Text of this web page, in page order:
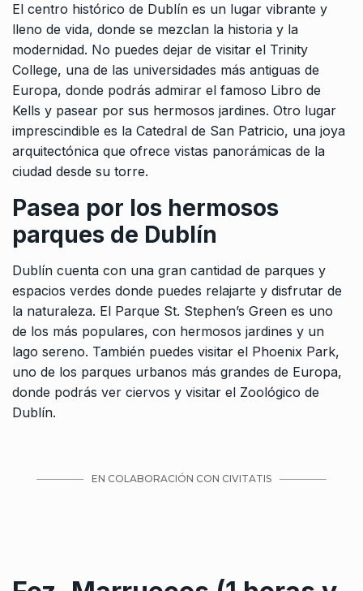
El centro histórico de Dublín es un lugar vibrante y
lleno de vida, donde se mezclan la historia y la
modernidad. No puedes dejar de visitar el Trinity
College, una de las universidades más antiguas de
Europa, donde podrás admirar el famoso Libro de
Kells y pasear por sus hermosos jardines. Otro lugar
imprescindible es la Catedral de San Patricio, una joya
arquitectónica que ofrece vistas panorámicas de la
ciudad desde su torre.
Pasea por los hermosos
parques de Dublín
Dublín cuenta con una gran cantidad de parques y
espacios verdes donde puedes relajarte y disfrutar de
la naturaleza. El Parque St. Stephen’s Green es uno
de los más populares, con hermosos jardines y un
lago sereno. También puedes visitar el Phoenix Park,
uno de los parques urbanos más grandes de Europa,
donde podrás ver ciervos y visitar el Zoológico de
Dublín.